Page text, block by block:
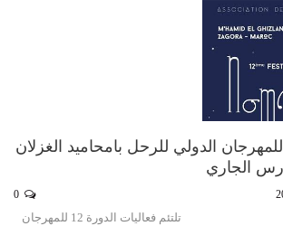
تنظيم الدورة 12 للمهرجان الدولي للرحل بامحاميد الغزلان
تلتئم فعاليات الدورة 12 للمهرجان